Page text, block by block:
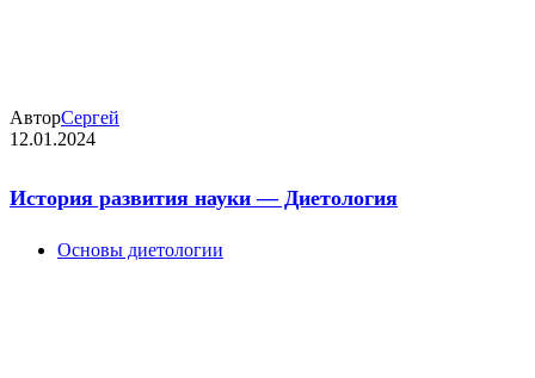
АвторСергей
12.01.2024
История развития науки — Диетология
Основы диетологии